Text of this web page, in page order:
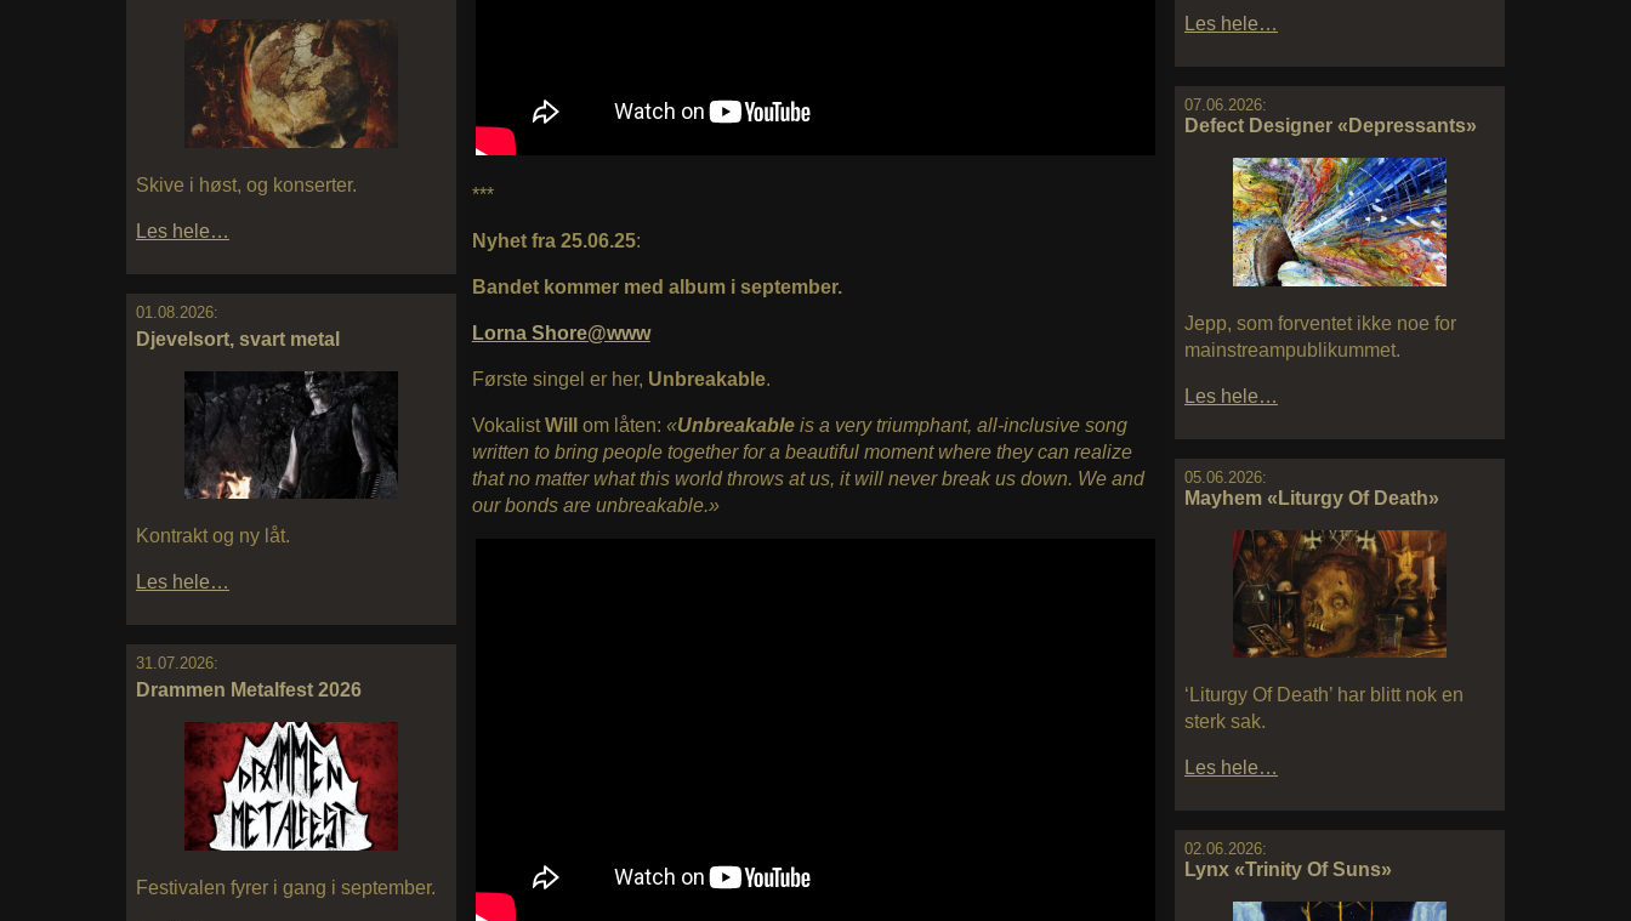
Skive i høst, og konserter.
Les hele…
01.08.2026:
Djevelsort, svart metal
Kontrakt og ny låt.
Les hele…
31.07.2026:
Drammen Metalfest 2026
Festivalen fyrer i gang i september.
Les hele…
07.06.2026:
Defect Designer «Depressants»
Jepp, som forventet ikke noe for
mainstreampublikummet.
Les hele…
05.06.2026:
Mayhem «Liturgy Of Death»
‘Liturgy Of Death’ har blitt nok en
sterk sak.
Les hele…
02.06.2026:
Lynx «Trinity Of Suns»
***
Nyhet fra 25.06.25:
Bandet kommer med album i september.
Lorna Shore@www
Første singel er her, Unbreakable.
VokalistWill om låten: «Unbreakable is a very triumphant, all-inclusive song
written to bring people together for a beautiful moment where they can realize
that no matter what this world throws at us, it will never break us down. We and
our bonds are unbreakable.»